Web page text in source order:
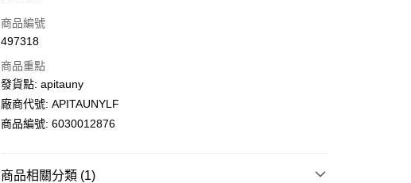
信用卡
PayMe
WeChat Pay
商品編號
497318
商品重點
發貨點: apitauny
廠商代號: APITAUNYLF
商品編號: 6030012876
商品相關分類 (1)